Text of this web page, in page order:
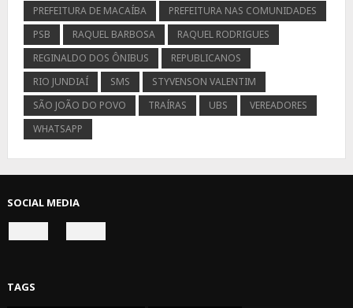
PREFEITURA DE MACAÍBA
PREFEITURA NAS COMUNIDADES
PSB
RAQUEL BARBOSA
RAQUEL RODRIGUES
REGINALDO DOS ÔNIBUS
REPUBLICANOS
RIO JUNDIAÍ
SMS
STYVENSON VALENTIM
SÃO JOÃO DO POVO
TRAÍRAS UBS
VEREADORES
WHATSAPP
SOCIAL MEDIA
CONNECT
TAGS